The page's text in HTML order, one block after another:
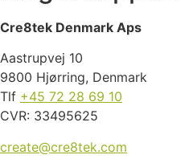
Cre8tek Denmark Aps
Aastrupvej 10
9800 Hjørring, Denmark
Tlf +45 72 28 69 10
CVR: 33495625
create@cre8tek.com